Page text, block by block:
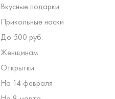
Вкусные подарки
Прикольные носки
До 500 руб.
Женщинам
Открытки
На 14 февраля